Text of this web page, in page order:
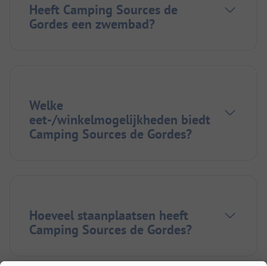
Heeft Camping Sources de
Gordes een zwembad?
Welke
eet-/winkelmogelijkheden biedt
Camping Sources de Gordes?
Hoeveel staanplaatsen heeft
Camping Sources de Gordes?